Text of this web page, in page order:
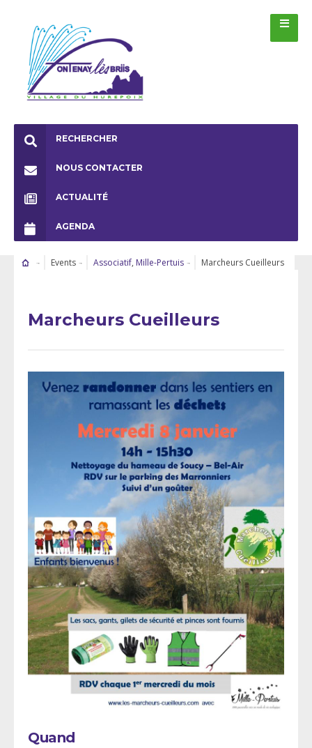
RECHERCHER
NOUS CONTACTER
ACTUALITÉ
AGENDA
Events Associatif, Mille-Pertuis Marcheurs Cueilleurs
Marcheurs Cueilleurs
Quand